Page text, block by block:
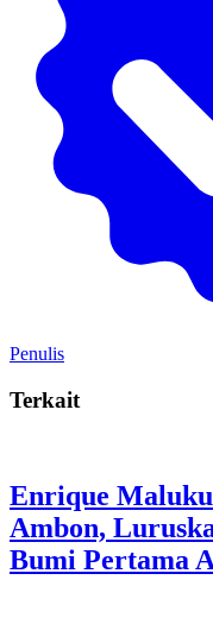
Penulis
Terkait
Enrique
Ambon,
Bumi Pertama